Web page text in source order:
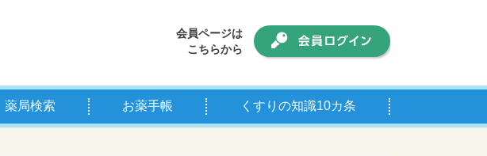
会員ページは
こちらから
薬局検索 お薬手帳 くすりの知識10カ条